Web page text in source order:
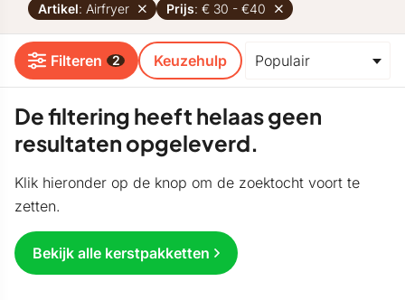
Artikel: Airfryer Prijs: € 30 - €40
Filteren 2 Keuzehulp
De filtering heeft helaas geen
resultaten opgeleverd.
Klik hieronder op de knop om de zoektocht voort te
zetten.
Bekijk alle kerstpakketten